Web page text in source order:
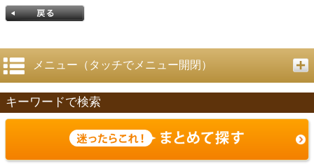
戻る
メニュー（タッチでメニュー開閉）
キーワードで検索